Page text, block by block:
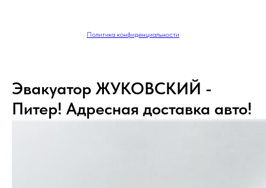
Политика конфиденциальности
Эвакуатор ЖУКОВСКИЙ -
Питер! Адресная доставка авто!